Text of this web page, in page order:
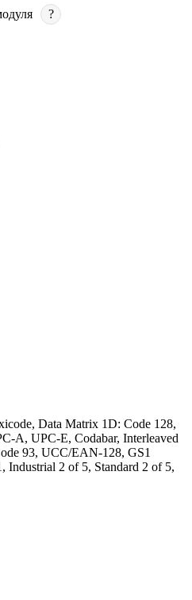
?
Data Matrix 1D: Code 128,
A, UPC-E, Codabar, Interleaved
93, UCC/EAN-128, GS1
Industrial 2 of 5, Standard 2 of 5,